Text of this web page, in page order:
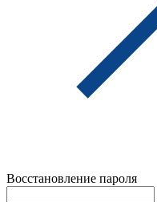
Восстановление пароля